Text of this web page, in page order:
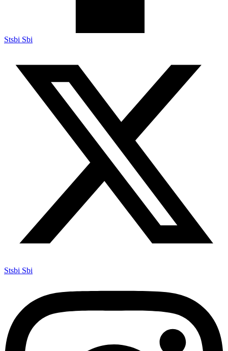
Stsbi Sbi
Stsbi Sbi